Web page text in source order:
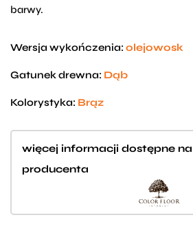
barwy.
Wersja wykończenia: olejowosk
Gatunek drewna: Dąb
Kolorystyka: Brąz
więcej informacji dostępne
producenta